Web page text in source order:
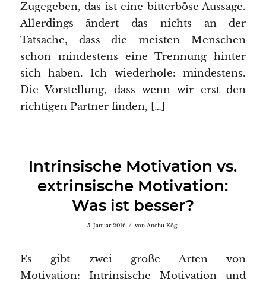
Zugegeben, das ist eine bitterböse Aussage.
Allerdings ändert das nichts an der
Tatsache, dass die meisten Menschen
schon mindestens eine Trennung hinter
sich haben. Ich wiederhole: mindestens.
Die Vorstellung, dass wenn wir erst den
richtigen Partner finden, […]
Intrinsische Motivation vs.
extrinsische Motivation:
Was ist besser?
5. Januar 2016 / von Anchu Kögl
Es gibt zwei große Arten von
Motivation: Intrinsische Motivation und